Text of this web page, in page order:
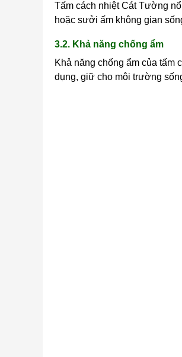
Tấm cách nhiệt Cát Tường
hoặc sưởi ấm không gian
3.2. Khả năng chống ẩm
Khả năng chống ẩm của tấm
dụng, giữ cho môi trường